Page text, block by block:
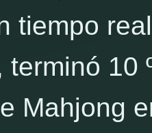
tiempo
terminó 10
Mahjong